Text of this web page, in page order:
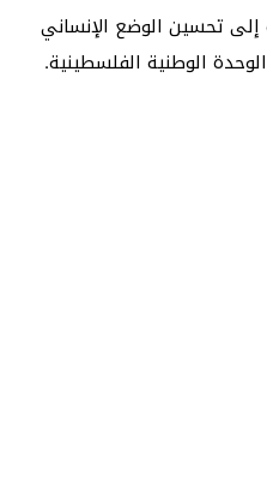
تحسين الوضع الإنساني
الوطنية الفلسطينية.